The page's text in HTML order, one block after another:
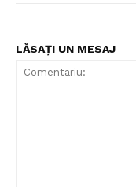
LĂSAȚI UN MESAJ